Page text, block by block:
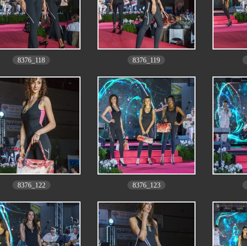
8376_118 8376_119
8376_122 8376_123